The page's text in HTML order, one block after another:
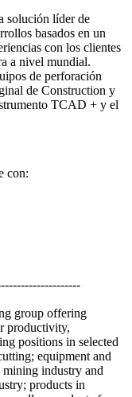
solución líder de
basados ​​en un
con los clientes
a nivel mundial.
de perforación
de Construction y
TCAD + y el
con:
group offering
productivity,
positions in selected
equipment and
mining industry and
products in